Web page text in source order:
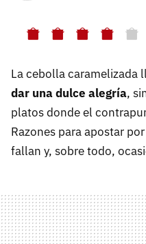
La cebolla caramelizada
dar una dulce alegría,
platos donde el
Razones para apostar
fallan y, sobre todo,